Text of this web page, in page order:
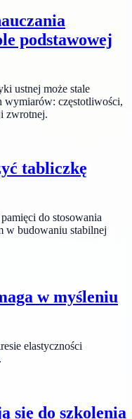
podstawowej
ustnej może stale
wymiarów: częstotliwości,
zwrotnej.
tabliczkę
do stosowania
w budowaniu stabilnej
w myśleniu
elastyczności
się do szkolenia